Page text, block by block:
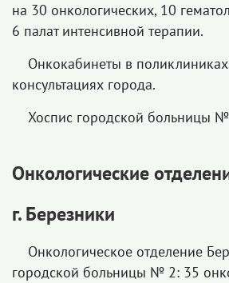
на 30 онкологических, 10
6 палат интенсивной терапии.
Онкокабинеты в
консультациях города.
Хоспис городской больницы
Онкологические
г. Березники
Онкологическое отделение
городской больницы № 2: 35